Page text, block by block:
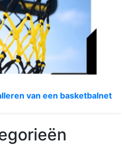
van een basketbalnet